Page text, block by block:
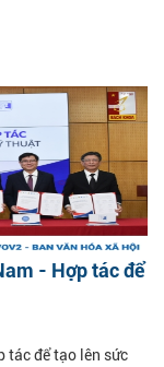
- Hợp tác để
tác để tạo lên sức